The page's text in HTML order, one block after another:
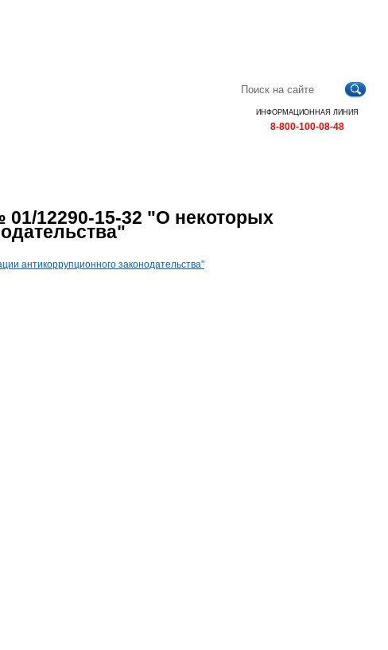
сайта
RSS
ИНФОРМАЦИОННАЯ ЛИНИЯ
8-800-100-08-48
01/12290-15-32 "О некоторых
антикоррупционного законодательства"